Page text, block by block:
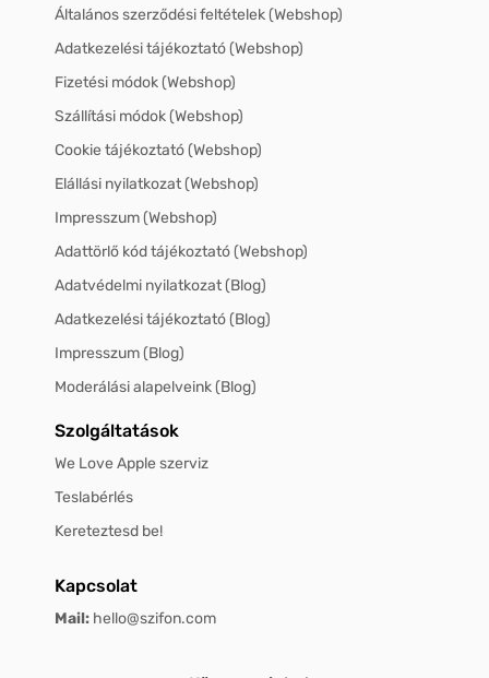
Általános szerződési feltételek (Webshop)
Adatkezelési tájékoztató (Webshop)
Fizetési módok (Webshop)
Szállítási módok (Webshop)
Cookie tájékoztató (Webshop)
Elállási nyilatkozat (Webshop)
Impresszum (Webshop)
Adattörlő kód tájékoztató (Webshop)
Adatvédelmi nyilatkozat (Blog)
Adatkezelési tájékoztató (Blog)
Impresszum (Blog)
Moderálási alapelveink (Blog)
Szolgáltatások
We Love Apple szerviz
Teslabérlés
Kereteztesd be!
Kapcsolat
Mail: hello@szifon.com